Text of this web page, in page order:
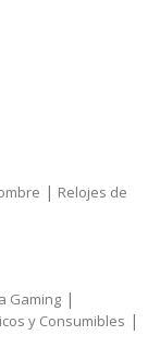
| Relojes de
Gaming |
y Consumibles |